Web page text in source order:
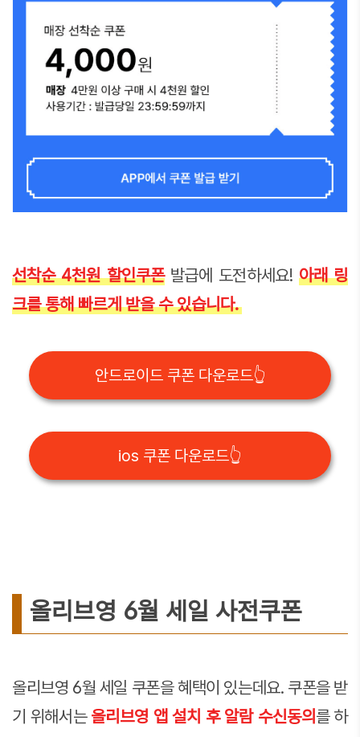
선착순 4천원 할인쿠폰발급에 도전하세요! 아래 링
크를 통해 빠르게 받을 수 있습니다.
안드로이드 쿠폰 다운로드👆
ios 쿠폰 다운로드👆
올리브영 6월 세일 사전쿠폰
올리브영 6월 세일 쿠폰을 혜택이 있는데요. 쿠폰을 받
기 위해서는 올리브영 앱 설치 후 알람 수신동의를 하